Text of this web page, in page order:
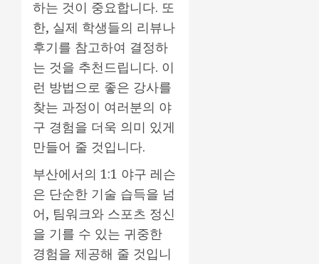
하는 것이 중요합니다. 또
한, 실제 학생들의 리뷰나
후기를 참고하여 결정하
는 것을 추천드립니다. 이
런 방법으로 좋은 강사를
찾는 과정이 여러분의 야
구 경험을 더욱 의미 있게
만들어 줄 것입니다.
부산에서의 1:1 야구 레슨
은 단순한 기술 습득을 넘
어, 팀워크와 스포츠 정신
을 기를 수 있는 귀중한
경험을 제공해 줄 것입니